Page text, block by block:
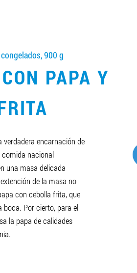
900 g
PAPA Y
verdadera encarnación de
comida nacional
una masa delicada
de la masa no
con cebolla frita, que
boca. Por cierto, para el
la papa de calidades